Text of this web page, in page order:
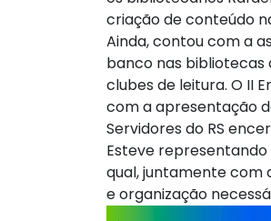
criação de conteúdo
Ainda, contou com a
banco nas bibliotecas
clubes de leitura. O II
com a apresentação
Servidores do RS
Esteve representando
qual, juntamente com
e organização